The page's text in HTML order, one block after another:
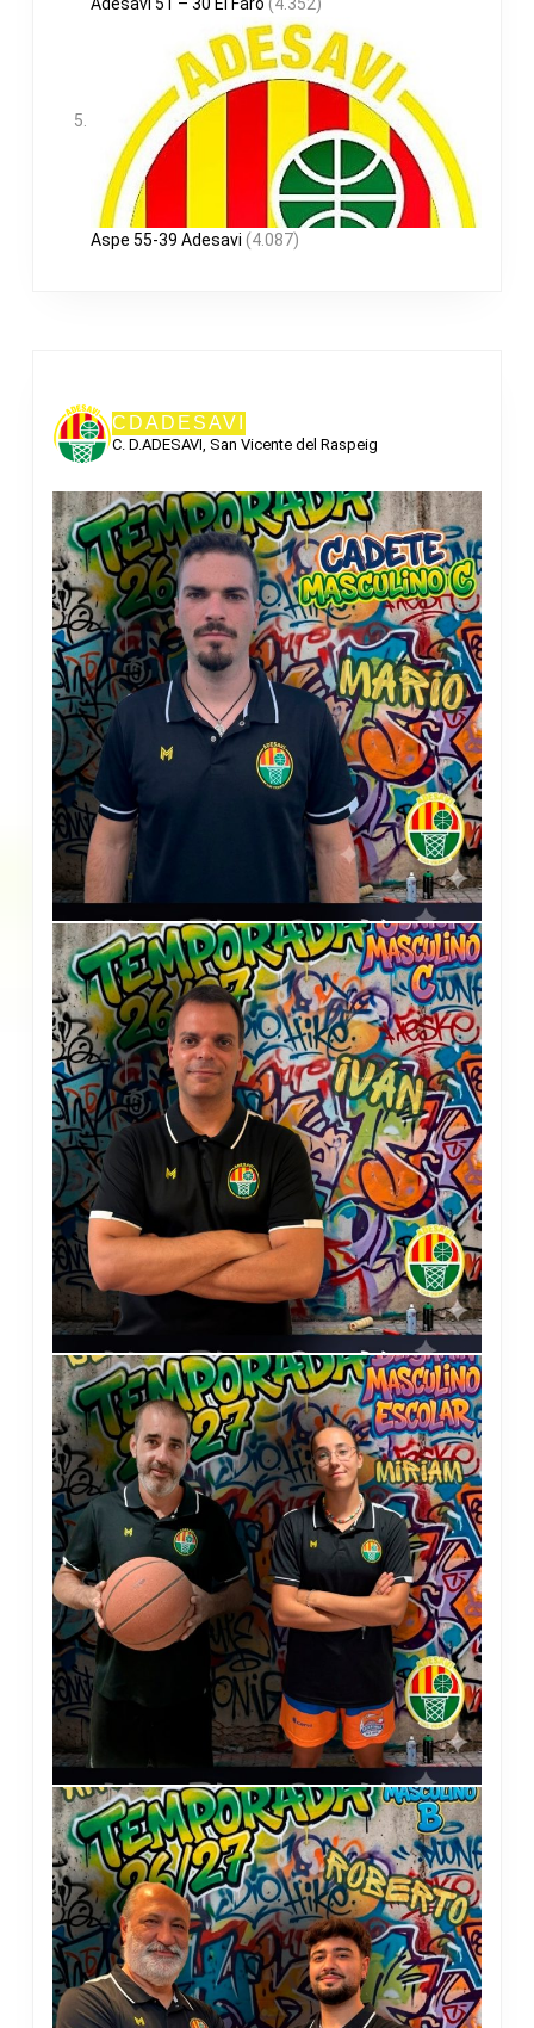
Aspe 55-39 Adesavi (4.087)
CDADESAVI
C. D.ADESAVI, San Vicente del Raspeig